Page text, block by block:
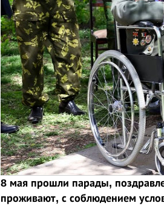
8 мая прошли парады,
проживают, с соблюдением